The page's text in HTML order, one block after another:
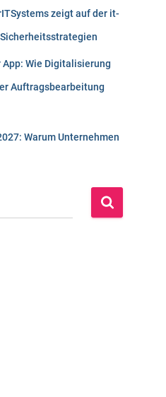
zeigt auf der it-
Wie Digitalisierung
Auftragsbearbeitung
Warum Unternehmen